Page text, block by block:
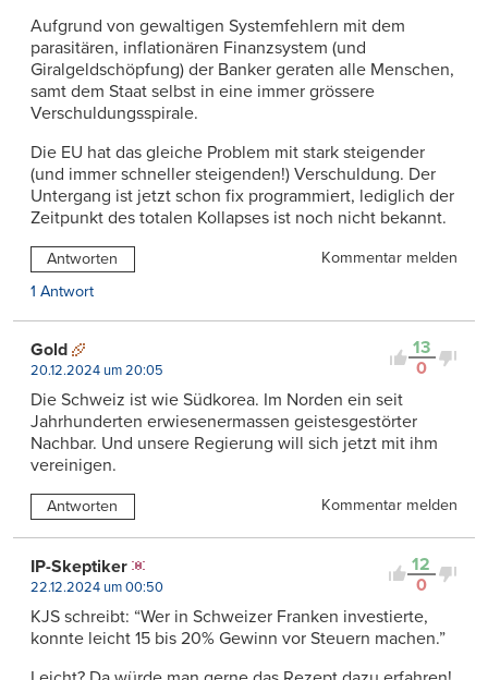
Aufgrund von gewaltigen Systemfehlern mit dem
parasitären, inflationären Finanzsystem (und
Giralgeldschöpfung) der Banker geraten alle Menschen,
samt dem Staat selbst in eine immer grössere
Verschuldungsspirale.
Die EU hat das gleiche Problem mit stark steigender
(und immer schneller steigenden!) Verschuldung. Der
Untergang ist jetzt schon fix programmiert, lediglich der
Zeitpunkt des totalen Kollapses ist noch nicht bekannt.
Antworten
Kommentar melden
1 Antwort
13
0
Gold
20.12.2024 um 20:05
Die Schweiz ist wie Südkorea. Im Norden ein seit
Jahrhunderten erwiesenermassen geistesgestörter
Nachbar. Und unsere Regierung will sich jetzt mit ihm
vereinigen.
Antworten Kommentar melden
12
0
IP-Skeptiker
22.12.2024 um 00:50
KJS schreibt: “Wer in Schweizer Franken investierte,
konnte leicht 15 bis 20% Gewinn vor Steuern machen.”